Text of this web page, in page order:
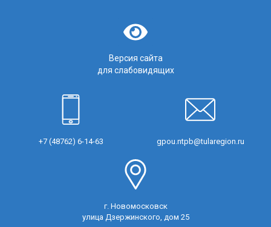
Версия сайта
для слабовидящих
+7 (48762) 6-14-63 gpou.ntpb@tularegion.ru
г. Новомосковск
улица Дзержинского, дом 25